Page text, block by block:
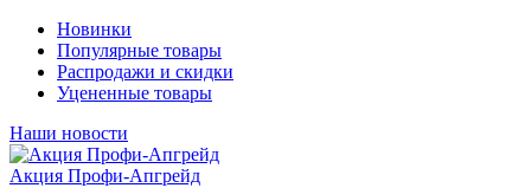
Новинки
Популярные товары
Распродажи и скидки
Уцененные товары
Наши новости
Акция Профи-Апгрейд